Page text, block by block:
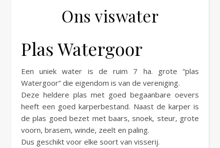
Ons viswater
Plas Watergoor
Een uniek water is de ruim 7 ha. grote “plas
Watergoor” die eigendom is van de vereniging.
Deze heldere plas met goed begaanbare oevers
heeft een goed karperbestand. Naast de karper is
de plas goed bezet met baars, snoek, steur, grote
voorn, brasem, winde, zeelt en paling.
Dus geschikt voor elke soort van visserij.